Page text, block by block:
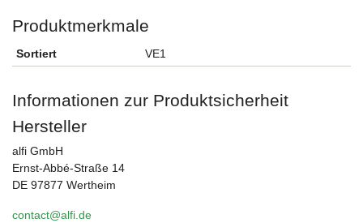
Produktmerkmale
Sortiert VE1
Informationen zur Produktsicherheit
Hersteller
alfi GmbH
Ernst-Abbé-Straße 14
DE 97877 Wertheim
contact@alfi.de